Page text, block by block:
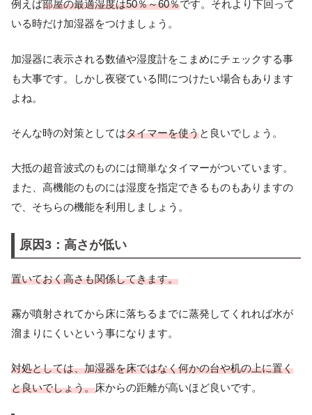
例えば部屋の最適湿度は50％～60％です。それより下回って
いる時だけ加湿器をつけましょう。
加湿器に表示される数値や湿度計をこまめにチェックする事
も大事です。しかし夜寝ている間につけたい場合もあります
よね。
そんな時の対策としてはタイマーを使うと良いでしょう。
大抵の超音波式のものには簡単なタイマーがついています。
また、高機能のものには湿度を指定できるものもありますの
で、そちらの機能を利用しましょう。
原因3：高さが低い
置いておく高さも関係してきます。
霧が噴射されてから床に落ちるまでに蒸発してくれれば水が
溜まりにくいという事になります。
対処としては、加湿器を床ではなく何かの台や机の上に置く
と良いでしょう。床からの距離が高いほど良いです。